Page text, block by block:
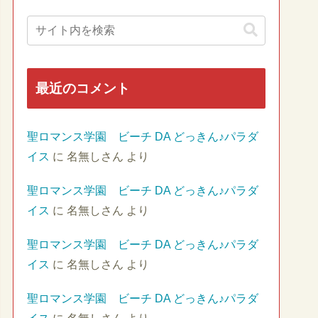
最近のコメント
聖ロマンス学園 ビーチ DA どっきん♪パラダ
イス に 名無しさん より
聖ロマンス学園 ビーチ DA どっきん♪パラダ
イス に 名無しさん より
聖ロマンス学園 ビーチ DA どっきん♪パラダ
イス に 名無しさん より
聖ロマンス学園 ビーチ DA どっきん♪パラダ